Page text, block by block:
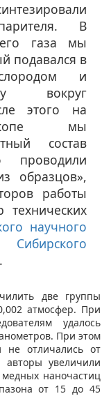
В
газа мы
подавался в
и
вокруг
этого на
мы
состав
проводили
образцов»,
работы
технических
научного
Сибирского
.
две группы
атмосфер. При
удалось
При этом
не отличались от
авторы увеличили
наночастиц
от 15 до 45